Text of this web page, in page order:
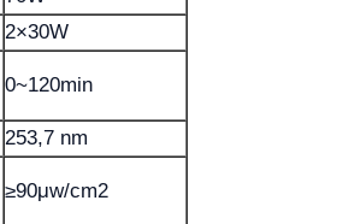
2×30W
0~120min
253,7 nm
≥90μw/cm2